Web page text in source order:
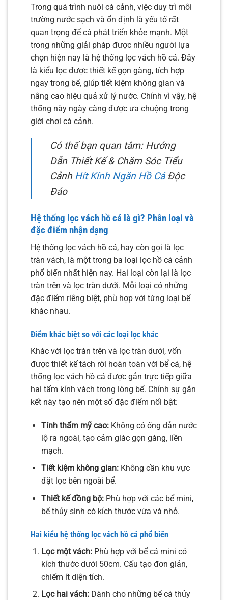
Trong quá trình nuôi cá cảnh, việc duy trì môi
trường nước sạch và ổn định là yếu tố rất
quan trọng để cá phát triển khỏe mạnh. Một
trong những giải pháp được nhiều người lựa
chọn hiện nay là hệ thống lọc vách hồ cá. Đây
là kiểu lọc được thiết kế gọn gàng, tích hợp
ngay trong bể, giúp tiết kiệm không gian và
nâng cao hiệu quả xử lý nước. Chính vì vậy, hệ
thống này ngày càng được ưa chuộng trong
giới chơi cá cảnh.
Có thể bạn quan tâm: Hướng
Dẫn Thiết Kế & Chăm Sóc Tiểu
Cảnh Hít Kính Ngăn Hồ CáĐộc
Đáo
Hệ thống lọc vách hồ cá là gì? Phân loại và
đặc điểm nhận dạng
Hệ thống lọc vách hồ cá, hay còn gọi là lọc
tràn vách, là một trong ba loại lọc hồ cá cảnh
phổ biến nhất hiện nay. Hai loại còn lại là lọc
tràn trên và lọc tràn dưới. Mỗi loại có những
đặc điểm riêng biệt, phù hợp với từng loại bể
khác nhau.
Điểm khác biệt so với các loại lọc khác
Khác với lọc tràn trên và lọc tràn dưới, vốn
được thiết kế tách rời hoàn toàn với bể cá, hệ
thống lọc vách hồ cá được gắn trực tiếp giữa
hai tấm kính vách trong lòng bể. Chính sự gắn
kết này tạo nên một số đặc điểm nổi bật:
Tính thẩm mỹ cao:Không có ống dẫn nước
lộ ra ngoài, tạo cảm giác gọn gàng, liền
mạch.
Tiết kiệm không gian:Không cần khu vực
đặt lọc bên ngoài bể.
Thiết kế đồng bộ:Phù hợp với các bể mini,
bể thủy sinh có kích thước vừa và nhỏ.
Hai kiểu hệ thống lọc vách hồ cá phổ biến
Lọc một vách:Phù hợp với bể cá mini có
kích thước dưới 50cm. Cấu tạo đơn giản,
chiếm ít diện tích.
Lọc hai vách:Dành cho những bể cá thủy